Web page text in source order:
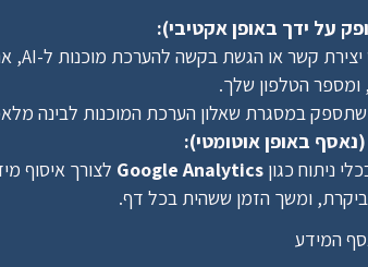
על ידך באופן אקטיבי):
ומספר הטלפון שלך.
שתספק במסגרת שאלון הערכת המוכנות לבינה
באופן אוטומטי):
ניתוח כגון Google Analytics
ומשך הזמן ששהית בכל דף.